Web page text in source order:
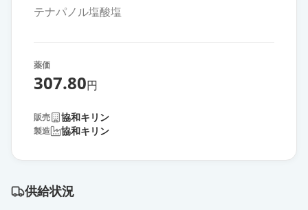
テナパノル塩酸塩
薬価
307.80円
販売 協和キリン
製造 協和キリン
供給状況